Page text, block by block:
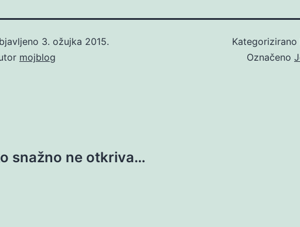
3. ožujka 2015.
mojblog
Kategorizirano
Označeno
snažno ne otkriva…